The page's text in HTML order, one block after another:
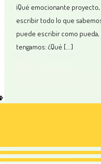
¡Qué emocionante proyecto, «Mi Mascota»! 🐾 Hoy vamos a
escribir todo lo que
puede escribir como
tengamos: ¿Qué [...]